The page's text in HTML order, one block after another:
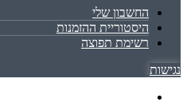
החשבון שלי
היסטוריית ההזמנות
רשימת תפוצה
נגישות